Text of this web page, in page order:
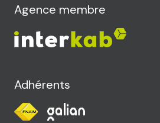
Agence membre
Adhérents